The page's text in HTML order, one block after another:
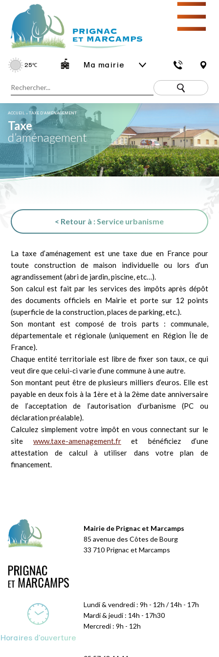
25℃ Ma mairie
☰
ACCUEIL »TAXE D’AMÉNAGEMENT
Taxe
d’aménagement
< Retour à : Service urbanisme
La taxe d’aménagement est une taxe due en France pour
toute construction de maison individuelle ou lors d’un
agrandissement (abri de jardin, piscine, etc…).
Son calcul est fait par les services des impôts après dépôt
des documents officiels en Mairie et porte sur 12 points
(superficie de la construction, places de parking, etc.).
Son montant est composé de trois parts : communale,
départementale et régionale (uniquement en Région Île de
France).
Chaque entité territoriale est libre de fixer son taux, ce qui
veut dire que celui-ci varie d’une commune à une autre.
Son montant peut être de plusieurs milliers d’euros. Elle est
payable en deux fois à la 1ère et à la 2ème date anniversaire
de l’acceptation de l’autorisation d’urbanisme (PC ou
déclaration préalable).
Calculez simplement votre impôt en vous connectant sur le
site www.taxe-amenagement.fret bénéficiez d’une
attestation de calcul à utiliser dans votre plan de
financement.
Mairie de Prignac et Marcamps
85 avenue des Côtes de Bourg
33 710 Prignac et Marcamps
Horaires d'ouverture
Lundi & vendredi : 9h - 12h / 14h - 17h
Mardi & jeudi : 14h - 17h30
Mercredi : 9h - 12h